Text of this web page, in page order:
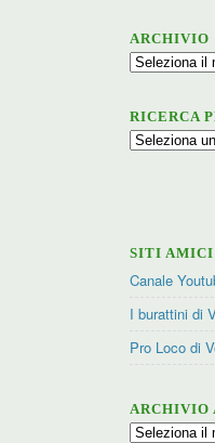
ARCHIVIO
Archivio
RICERCA
Ricerca
SITI AMICI
Canale
I burattini di
Pro Loco di
ARCHIVIO
Archivio